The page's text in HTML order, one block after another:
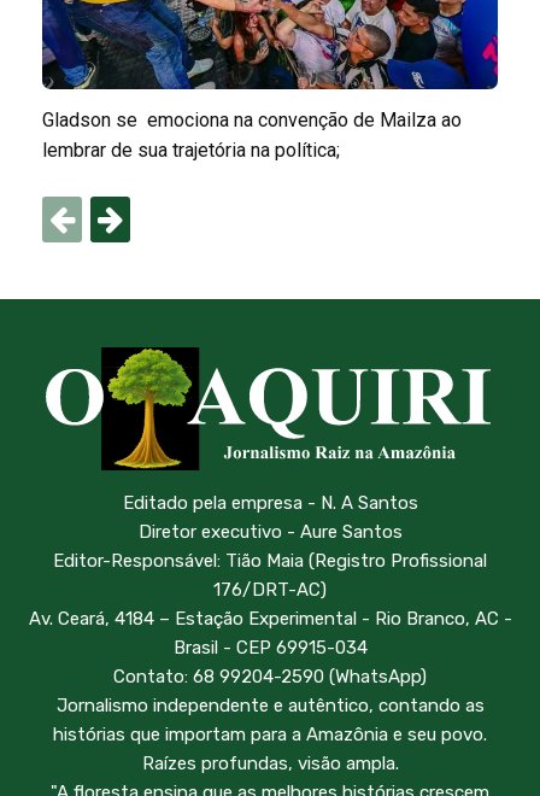
Gladson se emociona na convenção de Mailza ao
lembrar de sua trajetória na política;
Editado pela empresa - N. A Santos
Diretor executivo - Aure Santos
Editor-Responsável: Tião Maia (Registro Profissional
176/DRT-AC)
Av. Ceará, 4184 – Estação Experimental - Rio Branco, AC -
Brasil - CEP 69915-034
Contato: 68 99204-2590 (WhatsApp)
Jornalismo independente e autêntico, contando as
histórias que importam para a Amazônia e seu povo.
Raízes profundas, visão ampla.